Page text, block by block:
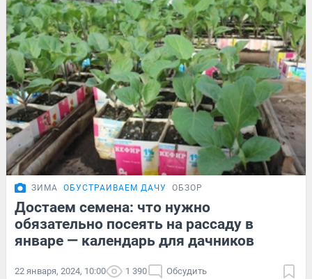
ЗИМА ОБУСТРАИВАЕМ ДАЧУ ОБЗОР
Достаем семена: что нужно
обязательно посеять на рассаду в
январе — календарь для дачников
22 января, 2024, 10:00 1 390 Обсудить